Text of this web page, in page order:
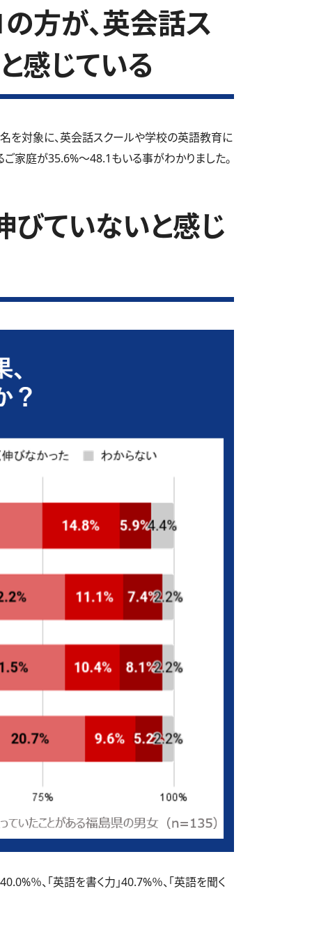
方が、英会話ス
感じている
を対象に、英会話スクールや学校の英語教育に
ご家庭が35.6%～48.1もいる事がわかりました。
びていないと感じ
％、「英語を書く力」40.7%％、「英語を聞く